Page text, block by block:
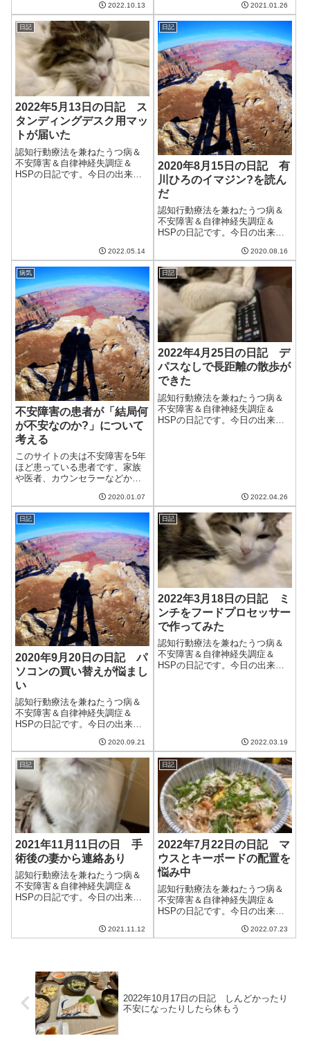
2022.10.13
いい天気。洗濯物もよく乾き、
暖かい日だった。でも、また明
日からは下り坂らしい。振れ幅
が大きいのはつらい。相変わら
ず唇の裏を噛んだ...
2021.01.26
日記
2022年5月13日の日記 ス
タンディングデスク用マッ
トが届いた
認知行動療法を兼ねたうつ病＆
不安障害＆自律神経失調症＆
HSPの日記です。今日の出来事
2022.05.14
日記
2020年8月15日の日記 有
川ひろのイマジン?を読ん
だ
認知行動療法を兼ねたうつ病＆
不安障害＆自律神経失調症＆
HSPの日記です。今日の出来事
の暑さ。しょうがないので一日
中家に引きこもった。まあ、そ
れがなくても基本ひきこもりな
わけですが。。。暑さのせいな
のかなんなのか...
2020.08.16
病気
不安障害の患者が「結局何
が不安なのか?」について
考える
このサイトの夫は不安障害を5年
ほど患っている患者です。家族
や医者、カウンセラーなどから
のか?」という点です。これ、意
外と難しい質問です。一体何が
不安なのかについて考えてみま
した。直接的な不安と根本的な
不安は別私の...
2020.01.07
日記
2022年4月25日の日記 デ
パスなしで長距離の散歩が
できた
認知行動療法を兼ねたうつ病＆
不安障害＆自律神経失調症＆
HSPの日記です。今日の出来事
2022.04.26
日記
2020年9月20日の日記 パ
ソコンの買い替えが悩まし
い
認知行動療法を兼ねたうつ病＆
不安障害＆自律神経失調症＆
HSPの日記です。今日の出来事
りで午後からは少し雨が降っ
た。なのだが、家の中はまだ27
度ほどあって暑い。鉄筋コンク
リートのマンションだけあって
なかなか熱が抜け...
2020.09.21
日記
2022年3月18日の日記 ミ
ンチをフードプロセッサー
で作ってみた
認知行動療法を兼ねたうつ病＆
不安障害＆自律神経失調症＆
HSPの日記です。今日の出来事
2022.03.19
日記
2021年11月11日の日 手
術後の妻から連絡あり
認知行動療法を兼ねたうつ病＆
不安障害＆自律神経失調症＆
HSPの日記です。今日の出来事
だ、明日の夜からは寒気が流れ
込んで寒くなるらしい。風邪を
2021.11.12
日記
2022年7月22日の日記 マ
ウスとキーボードの配置を
悩み中
認知行動療法を兼ねたうつ病＆
不安障害＆自律神経失調症＆
HSPの日記です。今日の出来事
れた。おかげで湿度が高くムシ
2022.07.23
2022年10月17日の日記 しんどかったり
不安になったりしたら休もう